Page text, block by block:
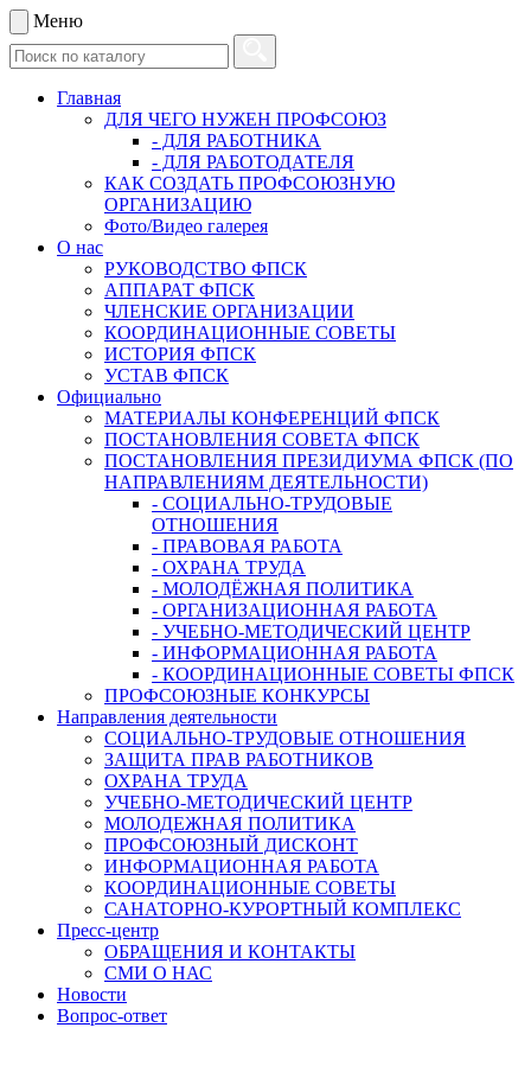
Меню
Главная
ДЛЯ ЧЕГО НУЖЕН ПРОФСОЮЗ
- ДЛЯ РАБОТНИКА
- ДЛЯ РАБОТОДАТЕЛЯ
КАК СОЗДАТЬ ПРОФСОЮЗНУЮ
ОРГАНИЗАЦИЮ
Фото/Видео галерея
О нас
РУКОВОДСТВО ФПСК
АППАРАТ ФПСК
ЧЛЕНСКИЕ ОРГАНИЗАЦИИ
КООРДИНАЦИОННЫЕ СОВЕТЫ
ИСТОРИЯ ФПСК
УСТАВ ФПСК
Официально
МАТЕРИАЛЫ КОНФЕРЕНЦИЙ ФПСК
ПОСТАНОВЛЕНИЯ СОВЕТА ФПСК
ПОСТАНОВЛЕНИЯ ПРЕЗИДИУМА ФПСК (ПО
НАПРАВЛЕНИЯМ ДЕЯТЕЛЬНОСТИ)
- СОЦИАЛЬНО-ТРУДОВЫЕ
ОТНОШЕНИЯ
- ПРАВОВАЯ РАБОТА
- ОХРАНА ТРУДА
- МОЛОДЁЖНАЯ ПОЛИТИКА
- ОРГАНИЗАЦИОННАЯ РАБОТА
- УЧЕБНО-МЕТОДИЧЕСКИЙ ЦЕНТР
- ИНФОРМАЦИОННАЯ РАБОТА
- КООРДИНАЦИОННЫЕ СОВЕТЫ ФПСК
ПРОФСОЮЗНЫЕ КОНКУРСЫ
Направления деятельности
СОЦИАЛЬНО-ТРУДОВЫЕ ОТНОШЕНИЯ
ЗАЩИТА ПРАВ РАБОТНИКОВ
ОХРАНА ТРУДА
УЧЕБНО-МЕТОДИЧЕСКИЙ ЦЕНТР
МОЛОДЕЖНАЯ ПОЛИТИКА
ПРОФСОЮЗНЫЙ ДИСКОНТ
ИНФОРМАЦИОННАЯ РАБОТА
КООРДИНАЦИОННЫЕ СОВЕТЫ
САНАТОРНО-КУРОРТНЫЙ КОМПЛЕКС
Пресс-центр
ОБРАЩЕНИЯ И КОНТАКТЫ
СМИ О НАС
Новости
Вопрос-ответ